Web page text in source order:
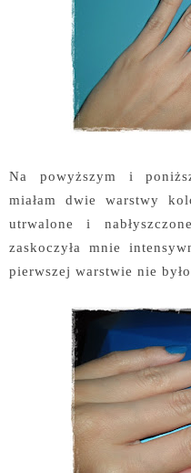
Na powyższym i
miałam dwie warstwy
utrwalone i
zaskoczyła mnie
pierwszej warstwie nie